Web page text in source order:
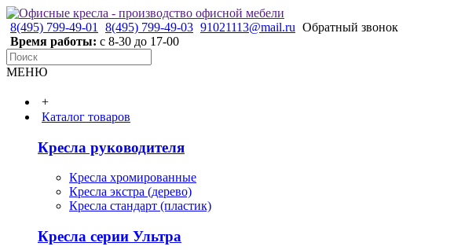
8(495) 799-49-01 8(495) 799-49-03 91021113@mail.ru Обратный звонок
Время работы: с 8-30 до 17-00
МЕНЮ
+
Каталог товаров
Кресла руководителя
Кресла хромированные
Кресла экстра (дерево)
Кресла стандарт (пластик)
Кресла серии Ультра